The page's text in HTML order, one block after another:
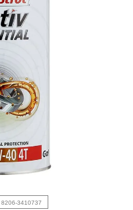
8206-3410737